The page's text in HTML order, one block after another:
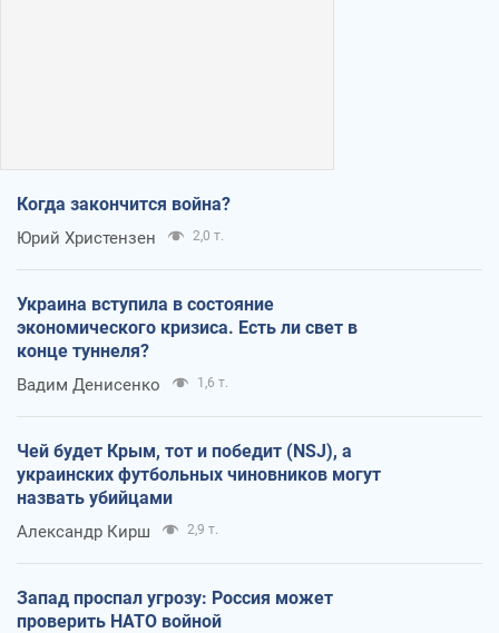
Когда закончится война?
Юрий Христензен 2,0 т.
Украина вступила в состояние
экономического кризиса. Есть ли свет в
конце туннеля?
Вадим Денисенко 1,6 т.
Чей будет Крым, тот и победит (NSJ), а
украинских футбольных чиновников могут
назвать убийцами
Александр Кирш 2,9 т.
Запад проспал угрозу: Россия может
проверить НАТО войной